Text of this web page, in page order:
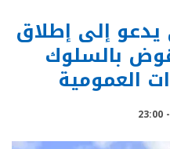
إلى إطلاق
بالسلوك
العمومية